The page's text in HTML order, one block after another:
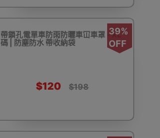
美髮造型 剪髮器
39%
OFF
帶鎖孔電單車防雨防曬車冚車罩 - XL
碼 | 防塵防水 帶收納袋
$120 $198